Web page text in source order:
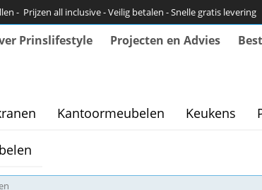
- Prijzen all inclusive - Veilig betalen - Snelle gratis levering
Prinslifestyle Projecten en Advies
Kantoormeubelen Keukens